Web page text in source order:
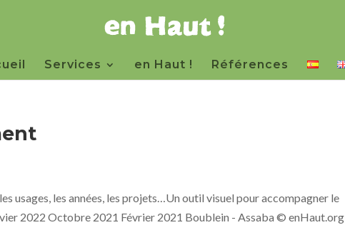
Services en Haut ! Références
usages, les années, les projets…Un outil visuel pour accompagner le
2022 Octobre 2021 Février 2021 Boublein - Assaba © enHaut.org